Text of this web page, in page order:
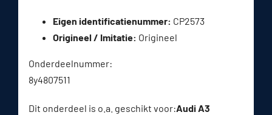
Eigen identificatienummer: CP2573
Origineel / Imitatie: Origineel
Onderdeelnummer:
8y4807511
Dit onderdeel is o.a. geschikt voor:Audi A3